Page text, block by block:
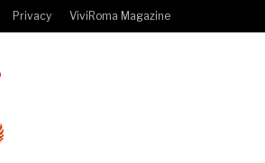
Privacy ViviRoma Magazine